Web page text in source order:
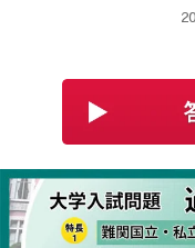
活、水泳や英会話
スケジュールを組
合っていると思い
材も豊富にあり、
遍なく学習できる環